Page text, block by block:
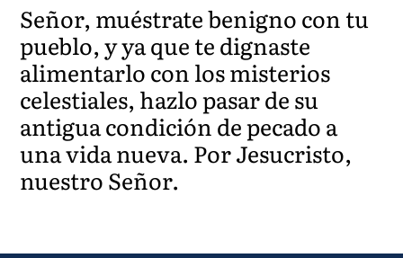
Señor, muéstrate benigno con tu
pueblo, y ya que te dignaste
alimentarlo con los misterios
celestiales, hazlo pasar de su
antigua condición de pecado a
una vida nueva. Por Jesucristo,
nuestro Señor.